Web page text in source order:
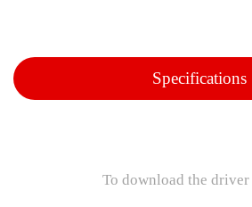
Specifications
To download the driver